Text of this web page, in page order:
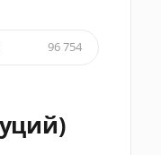
96 754